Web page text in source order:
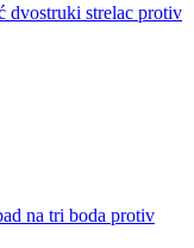
dvostruki strelac protiv
na tri boda protiv